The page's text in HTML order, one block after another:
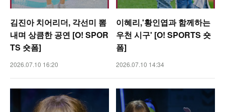
김진아 치어리더, 각선미 뽐
내며 상큼한 공연 [O! SPOR
TS 숏폼]
2026.07.10 16:20
이혜리,'황인엽과 함께하는
우천 시구' [O! SPORTS 숏
폼]
2026.07.10 14:34